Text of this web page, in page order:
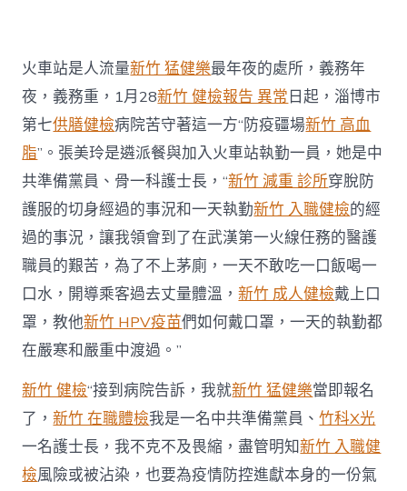
火車站是人流量新竹 猛健樂最年夜的處所，義務年
夜，義務重，1月28新竹 健檢報告 異常日起，淄博市
第七供膳健檢病院苦守著這一方“防疫疆場新竹 高血
脂”。張美玲是遴派餐與加入火車站執勤一員，她是中
共準備黨員、骨一科護士長，“新竹 減重 診所穿脫防
護服的切身經過的事況和一天執勤新竹 入職健檢的經
過的事況，讓我領會到了在武漢第一火線任務的醫護
職員的艱苦，為了不上茅廁，一天不敢吃一口飯喝一
口水，開導乘客過去丈量體溫，新竹 成人健檢戴上口
罩，教他新竹 HPV疫苗們如何戴口罩，一天的執勤都
在嚴寒和嚴重中渡過。”
新竹 健檢“接到病院告訴，我就新竹 猛健樂當即報名
了，新竹 在職體檢我是一名中共準備黨員、竹科X光
一名護士長，我不克不及畏縮，盡管明知新竹 入職健
檢風險或被沾染，也要為疫情防控進獻本身的一份氣